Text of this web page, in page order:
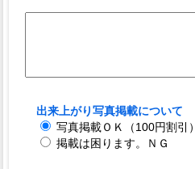
出来上がり写真掲載について
写真掲載ＯＫ（100円割引）
掲載は困ります。ＮＧ